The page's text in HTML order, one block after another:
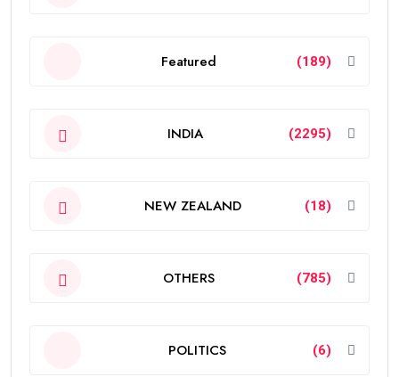
Featured (189)
INDIA (2295)
NEW ZEALAND (18)
OTHERS (785)
POLITICS (6)